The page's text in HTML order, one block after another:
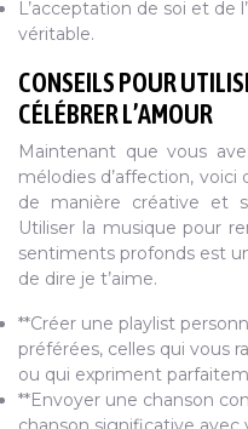
L’acceptation de soi et de
véritable.
CONSEILS POUR
CÉLÉBRER L’AMOUR
Maintenant que vous
mélodies d’affection, voici
de manière créative et
Utiliser la musique pour
sentiments profonds est
de dire je t’aime.
**Créer une playlist
préférées, celles qui vous
ou qui expriment
**Envoyer une chanson